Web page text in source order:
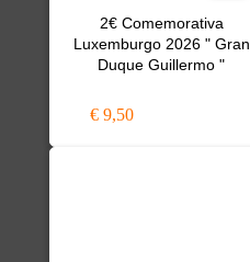
2€ Comemorativa
Luxemburgo 2026 " Gran
Duque Guillermo "
€ 9,50